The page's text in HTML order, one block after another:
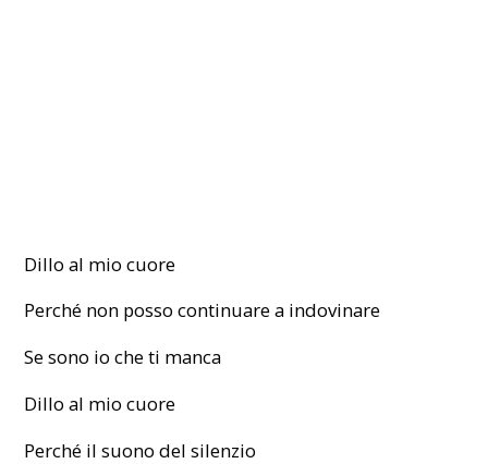
Dillo al mio cuore
Perché non posso continuare a indovinare
Se sono io che ti manca
Dillo al mio cuore
Perché il suono del silenzio